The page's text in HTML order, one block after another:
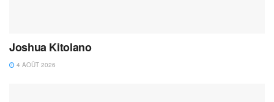
Joshua Kitolano
4 AOÛT 2026